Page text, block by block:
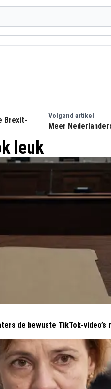
Brexit-
Volgend artikel
Meer
leuk
de bewuste TikTok-video’s